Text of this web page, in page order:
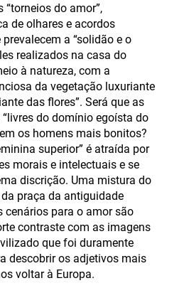
do amor”,
de olhares e acordos
a “solidão e o
realizados na casa do
à natureza, com a
da vegetação luxuriante
das flores”. Será que as
do domínio egoísta do
os homens mais bonitos?
superior” é atraída por
morais e intelectuais e se
discrição. Uma mistura do
praça da antiguidade
cenários para o amor são
contraste com as imagens
que foi duramente
descobrir os adjetivos mais
voltar à Europa.